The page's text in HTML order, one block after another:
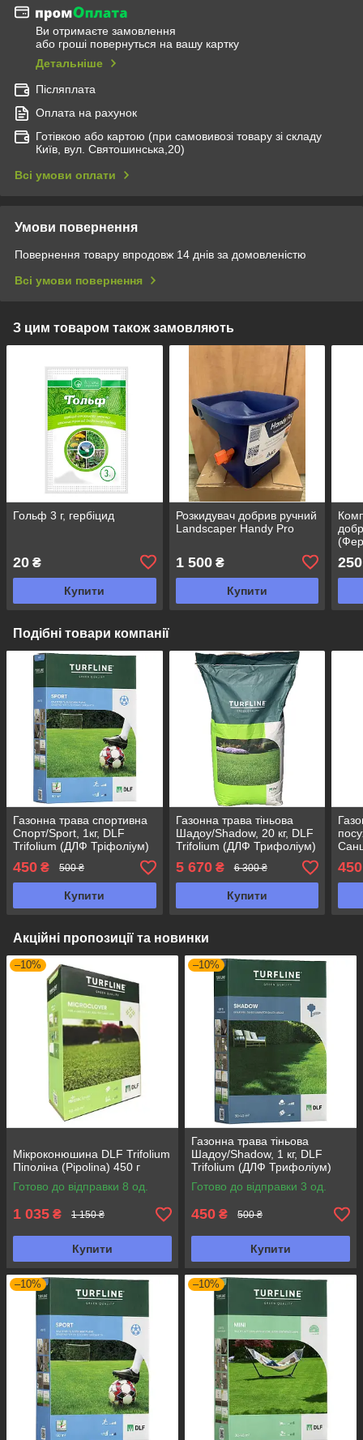
Ви отримаєте замовлення
або гроші повернуться на вашу картку
Детальніше
Післяплата
Оплата на рахунок
Готівкою або картою (при самовивозі товару зі складу
Київ, вул. Святошинська,20)
Всі умови оплати
Умови повернення
Повернення товару впродовж 14 днів за домовленістю
Всі умови повернення
З цим товаром також замовляють
Гольф 3 г, гербіцид
20 ₴
Купити
Розкидувач добрив ручний
Landscaper Handy Pro
1 500₴
Купити
250
Подібні товари компанії
Газонна трава спортивна
Спорт/Sport, 1кг, DLF
Trifolium (ДЛФ Тріфоліум)
450 ₴ 500 ₴
Купити
Газонна трава тіньова
Шадоу/Shadow, 20 кг, DLF
Trifolium (ДЛФ Трифоліум)
5 670₴ 6 300 ₴
Купити
450
Акційні пропозиції та новинки
–10%
Мікроконюшина DLF Trifolium
Піполіна (Pipolina) 450 г
Готово до відправки 8 од.
1 035 ₴ 1 150 ₴
Купити
–10%
Газонна трава тіньова
Шадоу/Shadow, 1 кг, DLF
Trifolium (ДЛФ Трифоліум)
Готово до відправки 3 од.
450 ₴ 500 ₴
Купити
–10% –10%